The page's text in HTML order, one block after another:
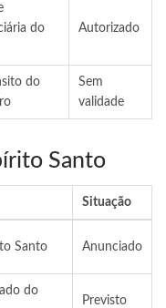
do
Autorizado
do
Sem
validade
Santo
Situação
Santo Anunciado
do
Previsto